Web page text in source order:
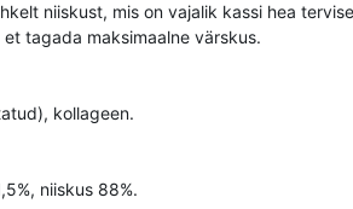
niiskust, mis on vajalik kassi hea
tagada maksimaalne värskus.
kollageen.
niiskus 88%.